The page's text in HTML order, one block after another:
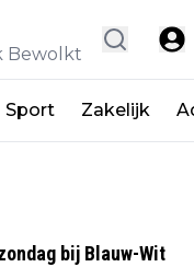
Bewolkt
Sport Zakelijk
bij Blauw-Wit